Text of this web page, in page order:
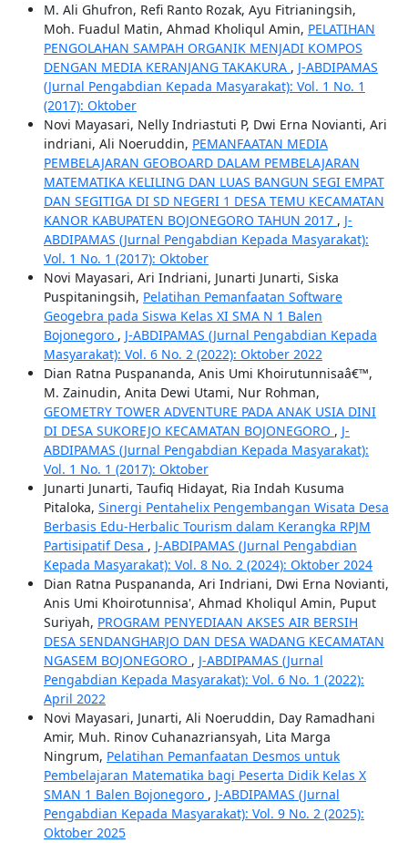
M. Ali Ghufron, Refi Ranto Rozak, Ayu Fitrianingsih,
Moh. Fuadul Matin, Ahmad Kholiqul Amin, PELATIHAN
PENGOLAHAN SAMPAH ORGANIK MENJADI KOMPOS
DENGAN MEDIA KERANJANG TAKAKURA , J-ABDIPAMAS
(Jurnal Pengabdian Kepada Masyarakat): Vol. 1 No. 1
(2017): Oktober
Novi Mayasari, Nelly Indriastuti P, Dwi Erna Novianti, Ari
indriani, Ali Noeruddin, PEMANFAATAN MEDIA
PEMBELAJARAN GEOBOARD DALAM PEMBELAJARAN
MATEMATIKA KELILING DAN LUAS BANGUN SEGI EMPAT
DAN SEGITIGA DI SD NEGERI 1 DESA TEMU KECAMATAN
KANOR KABUPATEN BOJONEGORO TAHUN 2017 , J-
ABDIPAMAS (Jurnal Pengabdian Kepada Masyarakat):
Vol. 1 No. 1 (2017): Oktober
Novi Mayasari, Ari Indriani, Junarti Junarti, Siska
Puspitaningsih, Pelatihan Pemanfaatan Software
Geogebra pada Siswa Kelas XI SMA N 1 Balen
Bojonegoro , J-ABDIPAMAS (Jurnal Pengabdian Kepada
Masyarakat): Vol. 6 No. 2 (2022): Oktober 2022
Dian Ratna Puspananda, Anis Umi Khoirutunnisaâ€™,
M. Zainudin, Anita Dewi Utami, Nur Rohman,
GEOMETRY TOWER ADVENTURE PADA ANAK USIA DINI
DI DESA SUKOREJO KECAMATAN BOJONEGORO , J-
ABDIPAMAS (Jurnal Pengabdian Kepada Masyarakat):
Vol. 1 No. 1 (2017): Oktober
Junarti Junarti, Taufiq Hidayat, Ria Indah Kusuma
Pitaloka, Sinergi Pentahelix Pengembangan Wisata Desa
Berbasis Edu-Herbalic Tourism dalam Kerangka RPJM
Partisipatif Desa , J-ABDIPAMAS (Jurnal Pengabdian
Kepada Masyarakat): Vol. 8 No. 2 (2024): Oktober 2024
Dian Ratna Puspananda, Ari Indriani, Dwi Erna Novianti,
Anis Umi Khoirotunnisa', Ahmad Kholiqul Amin, Puput
Suriyah, PROGRAM PENYEDIAAN AKSES AIR BERSIH
DESA SENDANGHARJO DAN DESA WADANG KECAMATAN
NGASEM BOJONEGORO , J-ABDIPAMAS (Jurnal
Pengabdian Kepada Masyarakat): Vol. 6 No. 1 (2022):
April 2022
Novi Mayasari, Junarti, Ali Noeruddin, Day Ramadhani
Amir, Muh. Rinov Cuhanazriansyah, Lita Marga
Ningrum, Pelatihan Pemanfaatan Desmos untuk
Pembelajaran Matematika bagi Peserta Didik Kelas X
SMAN 1 Balen Bojonegoro , J-ABDIPAMAS (Jurnal
Pengabdian Kepada Masyarakat): Vol. 9 No. 2 (2025):
Oktober 2025